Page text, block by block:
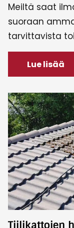
Meiltä saat
suoraan
tarvittavista
Lue lisää
Tiilikattojen